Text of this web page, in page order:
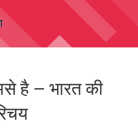
है – भारत की